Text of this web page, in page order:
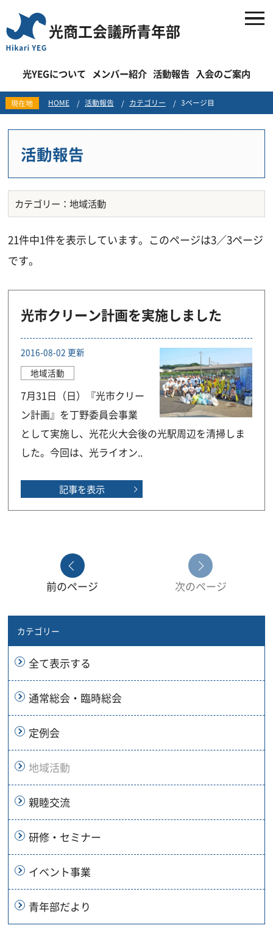
光商工会議所青年部
光YEGについて メンバー紹介 活動報告 入会のご案内
現在地 HOME 活動報告 カテゴリー 3ページ目
活動報告
カテゴリー：地域活動
21件中1件を表示しています。このページは3／3ページ
です。
光市クリーン計画を実施しました
2016-08-02 更新
地域活動
7月31日（日）『光市クリー
ン計画』を丁野委員会事業
として実施し、光花火大会後の光駅周辺を清掃しま
した。今回は、光ライオン..
記事を表示
前のページ 次のページ
カテゴリー
全て表示する
通常総会・臨時総会
定例会
地域活動
親睦交流
研修・セミナー
イベント事業
青年部だより